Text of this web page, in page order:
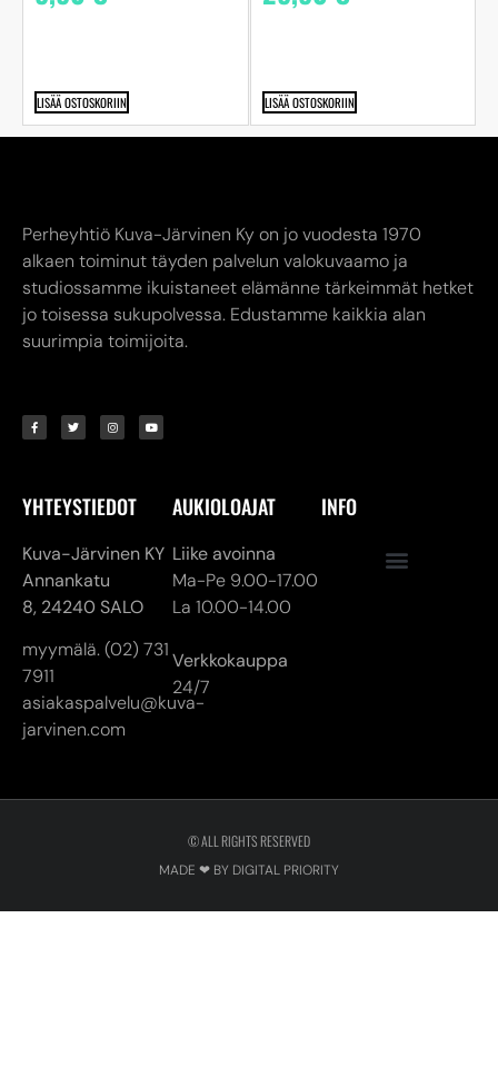
LISÄÄ OSTOSKORIIN LISÄÄ OSTOSKORIIN
Perheyhtiö Kuva-Järvinen Ky on jo vuodesta 1970
alkaen toiminut täyden palvelun valokuvaamo ja
studiossamme ikuistaneet elämänne tärkeimmät hetket
jo toisessa sukupolvessa. Edustamme kaikkia alan
suurimpia toimijoita.
YHTEYSTIEDOT
Kuva-Järvinen KY
Annankatu
8, 24240 SALO
myymälä. (02) 731
7911
asiakaspalvelu@kuva-
jarvinen.com
AUKIOLOAJAT
Liike avoinna
Ma-Pe 9.00-17.00
La 10.00-14.00
Verkkokauppa
24/7
INFO
© ALL RIGHTS RESERVED
MADE ❤ BY DIGITAL PRIORITY